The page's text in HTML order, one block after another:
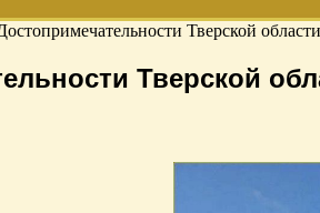
Тверской
Тверской